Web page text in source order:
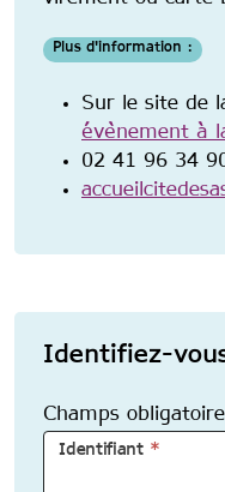
Plus d'information :
Sur le site de
évènement à
02 41 96 34
Identifiez-
Champs
Identifiant *